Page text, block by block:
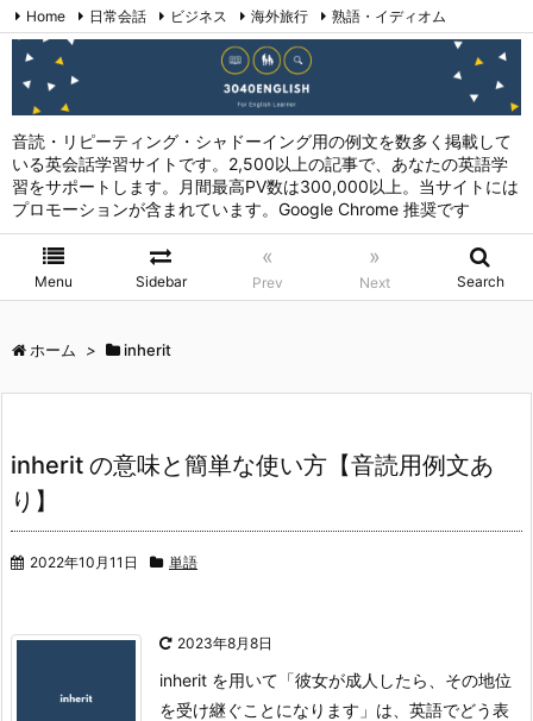
音読・リピーティング・シャドーイング用の例文を数多く掲載して
いる英会話学習サイトです。2,500以上の記事で、あなたの英語学
習をサポートします。月間最高PV数は300,000以上。当サイトには
プロモーションが含まれています。Google Chrome 推奨です
Menu Sidebar
«
Prev
»
Next Search
Home 日常会話 ビジネス 海外旅行
熟語・イディオム
英会話表現 (日本語→英語)
お問い合わせ
ホーム > inherit
inherit の意味と簡単な使い方【音読用例文あ
り】
2022年10月11日 単語
2023年8月8日
inherit を用いて「彼女が成人したら、その地位
を受け継ぐことになります」は、英語でどう表